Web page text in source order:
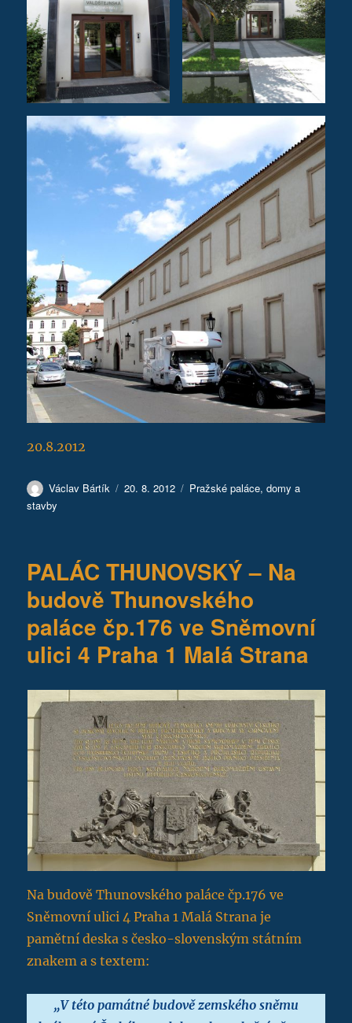
20.8.2012
Autor:
Václav Bártík Publikováno:
20. 8. 2012 Rubriky:
Pražské paláce, domy a
stavby
PALÁC THUNOVSKÝ – Na
budově Thunovského
paláce čp.176 ve Sněmovní
ulici 4 Praha 1 Malá Strana
Na budově Thunovského paláce čp.176 ve
Sněmovní ulici 4 Praha 1 Malá Strana je
pamětní deska s česko-slovenským státním
znakem a s textem:
„V této památné budově zemského sněmu